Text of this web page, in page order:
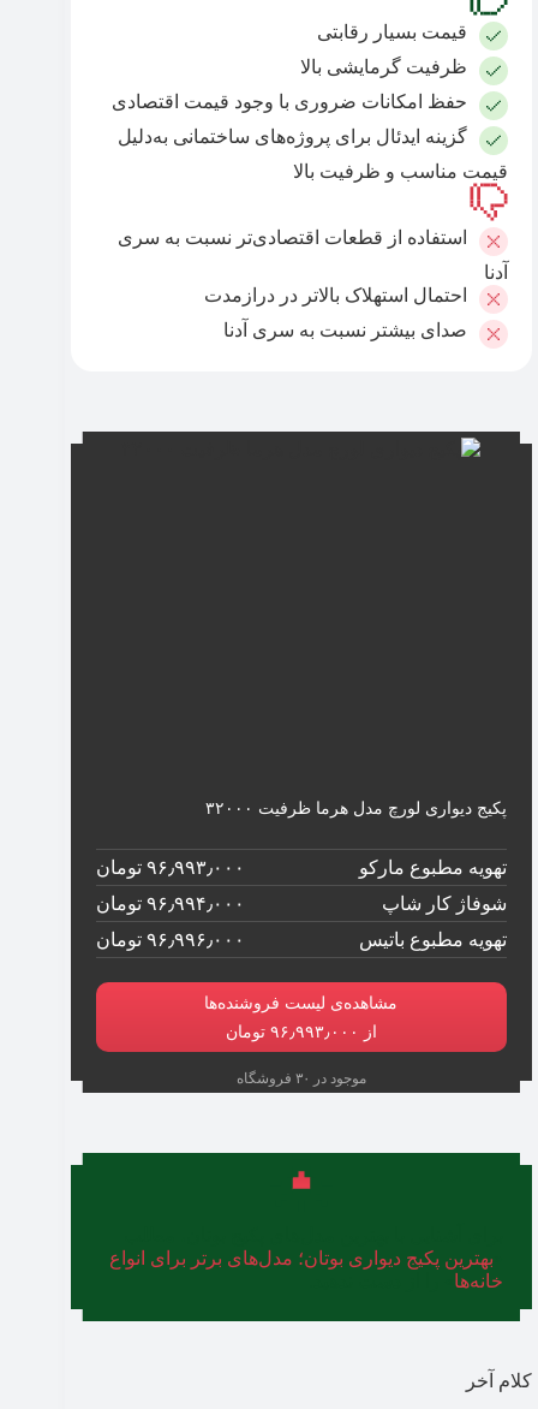
قیمت بسیار رقابتی
ظرفیت گرمایشی بالا
حفظ امکانات ضروری با وجود قیمت اقتصادی
گزینه ایدئال برای پروژه‌های ساختمانی به‌دلیل
قیمت مناسب و ظرفیت بالا
استفاده از قطعات اقتصادی‌تر نسبت به سری
آدنا
احتمال استهلاک بالاتر در درازمدت
صدای بیشتر نسبت به سری آدنا
پکیج دیواری لورچ مدل هرما ظرفیت ۳۲۰۰۰
تهویه مطبوع مارکو
۹۶٫۹۹۳٫۰۰۰ تومان
شوفاژ کار شاپ
۹۶٫۹۹۴٫۰۰۰ تومان
تهویه مطبوع باتیس
۹۶٫۹۹۶٫۰۰۰ تومان
مشاهده‌ی لیست فروشنده‌ها
از ۹۶٫۹۹۳٫۰۰۰ تومان
موجود در ۳۰ فروشگاه
بهترین پکیج دیواری بوتان؛ مدل‌های برتر برای انواع
خانه‌ها
کلام آخر